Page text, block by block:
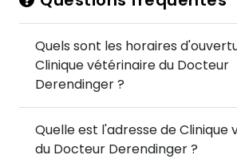
Quels sont les horaires
Clinique vétérinaire du Docteur
Derendinger ?
Quelle est l'adresse de Clinique
du Docteur Derendinger ?